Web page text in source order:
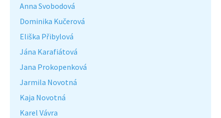
Anna Svobodová
Dominika Kučerová
Eliška Přibylová
Jána Karafiátová
Jana Prokopenková
Jarmila Novotná
Kaja Novotná
Karel Vávra